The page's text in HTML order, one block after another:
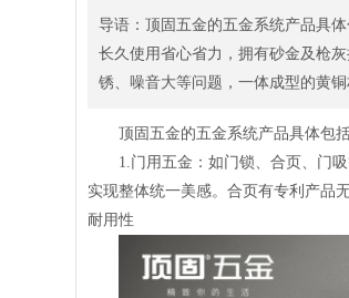
导语：顶固五金的五金系统产品具
长久使用省心省力，拥有砂金及枪
锈、噪音大等问题，一体成型的黄
顶固五金的五金系统产品具体包
1.门用五金：如门锁、合页、门
实现整体统一美感。合页有专利产品
耐用性